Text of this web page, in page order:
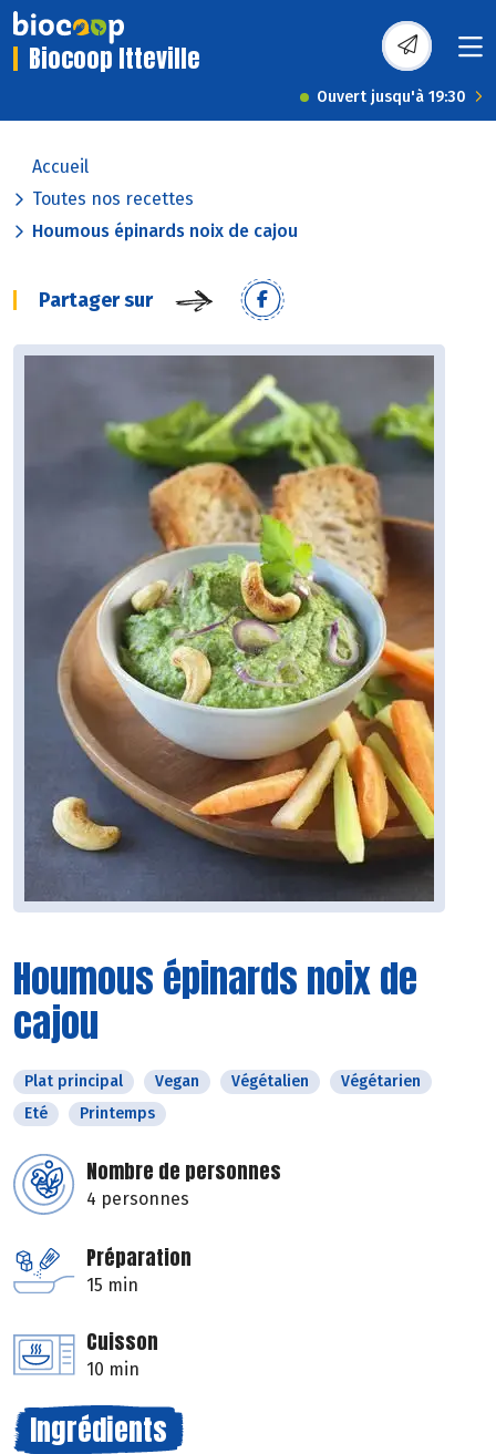
Biocoop Itteville
Ouvert jusqu'à 19:30
Accueil
Toutes nos recettes
Houmous épinards noix de cajou
Partager sur
Houmous épinards noix de
cajou
Plat principal Vegan Végétalien
Végétarien
Eté
Printemps
Nombre de personnes
4 personnes
Préparation
15 min
Cuisson
10 min
Ingrédients